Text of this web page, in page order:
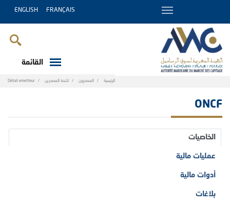
FRANÇAIS
ENGLISH
القائمة
الرئيسية المصدرون لائحة المصدرين Détail emetteur
ONCF
الخاصيات
عمليات مالية
أدوات مالية
بلاغات